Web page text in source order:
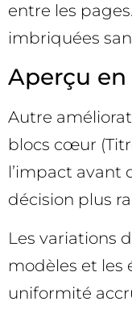
entre les
imbriquées
Aperçu en
Autre
blocs cœur
l’impact avant
décision plus
Les variations
modèles et les
uniformité